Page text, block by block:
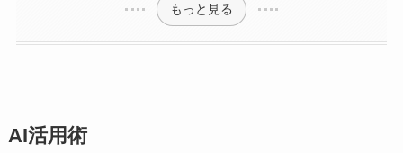
もっと見る
AI活用術